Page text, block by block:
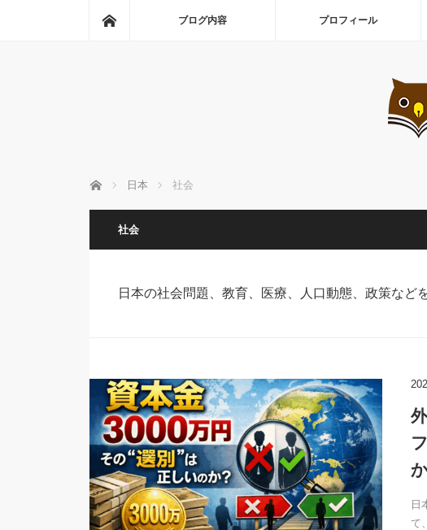
ブログ内容 プロフィール
ホーム 日本 社会
社会
日本の社会問題、教育、医療、人口動態、政策など
日
て